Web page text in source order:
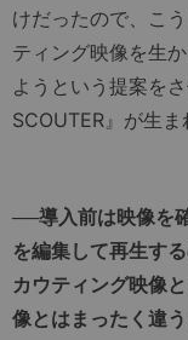
けだったので、こ
ティング映像を生
ようという提案を
SCOUTER』が生ま
──導入前は映像を
を編集して再生す
カウティング映像
像とはまったく違